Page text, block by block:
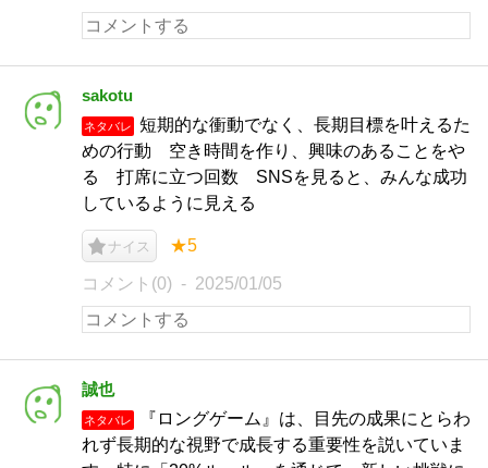
sakotu
ネタバレ
短期的な衝動でなく、長期目標を叶えるた
めの行動 空き時間を作り、興味のあることをや
る 打席に立つ回数 SNSを見ると、みんな成功
しているように見える
ナイス ★5
コメント(0) 2025/01/05
誠也
ネタバレ
『ロングゲーム』は、目先の成果にとらわ
れず長期的な視野で成長する重要性を説いていま